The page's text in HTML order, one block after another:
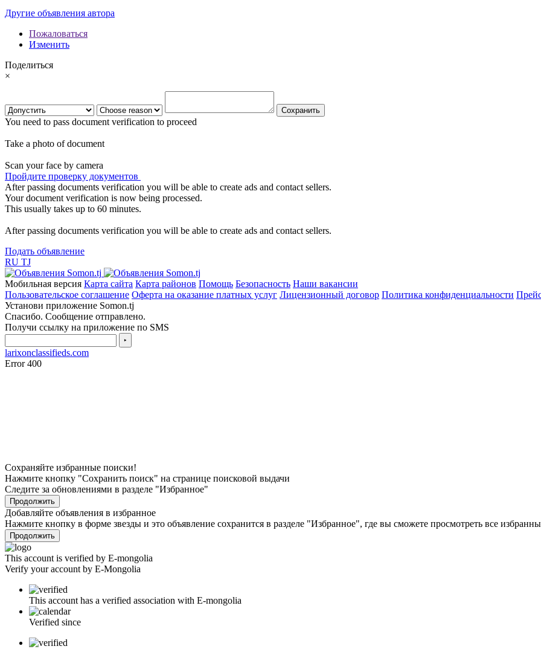
Другие объявления автора
Пожаловаться
Изменить
Поделиться
×
You need to pass document verification to proceed
Take a photo of document
Scan your face by camera
Пройдите проверку документов
After passing documents verification you will be able to create ads and contact sellers.
Your document verification is now being processed.
This usually takes up to 60 minutes.
After passing documents verification you will be able to create ads and contact sellers.
Подать объявление
RU TJ
Мобильная версия Карта сайта Карта районов Помощь Безопасность Наши вакансии
Пользовательское соглашение Оферта на оказание платных услуг Лицензионный договор Политика конфиденциальности
Установи приложение Somon.tj
Спасибо. Сообщение отправлено.
Получи ссылку на приложение по SMS
‣
larixonclassifieds.com
Error 400
Сохраняйте избранные поиски!
Нажмите кнопку "Сохранить поиск" на странице поисковой выдачи
Следите за обновлениями в разделе "Избранное"
Продолжить
Добавляйте объявления в избранное
Нажмите кнопку в форме звезды и это объявление сохранится в разделе "Избранное", где вы сможете просмотреть все
Продолжить
This account is verified by E-mongolia
Verify your account by E-Mongolia
This account has a verified association with E-mongolia
Verified since